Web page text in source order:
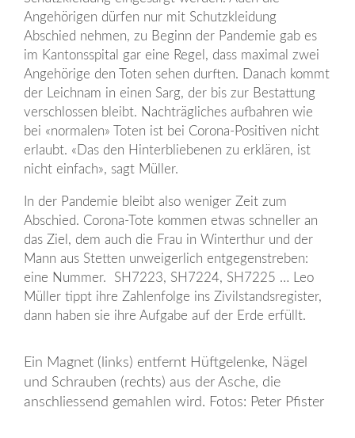
Angehörigen dürfen nur mit Schutzkleidung
Abschied nehmen, zu Beginn der Pandemie gab es
im Kantonsspital gar eine Regel, dass maximal zwei
Angehörige den Toten sehen durften. Danach kommt
der Leichnam in einen Sarg, der bis zur Bestattung
verschlossen bleibt. Nachträgliches aufbahren wie
bei «normalen» Toten ist bei Corona-Positiven nicht
erlaubt. «Das den Hinterbliebenen zu erklären, ist
nicht einfach», sagt Müller.
In der Pandemie bleibt also weniger Zeit zum
Abschied. Corona-Tote kommen etwas schneller an
das Ziel, dem auch die Frau in Winterthur und der
Mann aus Stetten unweigerlich entgegenstreben:
eine Nummer. SH7223, SH7224, SH7225 … Leo
Müller tippt ihre Zahlenfolge ins Zivilstandsregister,
dann haben sie ihre Aufgabe auf der Erde erfüllt.
Ein Magnet (links) entfernt Hüftgelenke, Nägel
und Schrauben (rechts) aus der Asche, die
anschliessend gemahlen wird. Fotos: Peter Pfister